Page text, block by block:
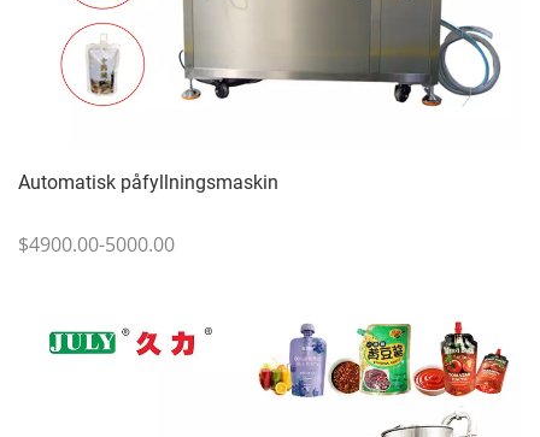
Automatisk påfyllningsmaskin
$4900.00-5000.00